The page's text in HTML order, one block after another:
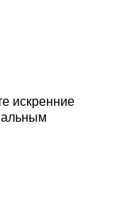
искренние